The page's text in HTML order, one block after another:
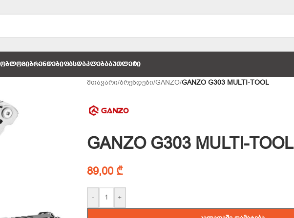
ᲑᲚᲝᲒᲘᲑᲠᲔᲜᲓᲔᲑᲘᲤᲐᲡᲓᲐᲙᲚᲔᲑᲐᲐᲣᲗᲚᲔᲢᲘ
მთავარი/ბრენდები/GANZO/GANZO G303 MULTI-TOOL
GANZO G303 MULTI-TOOL
89,00 ₾
- +